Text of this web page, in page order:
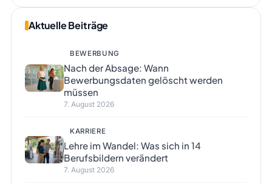
Aktuelle Beiträge
BEWERBUNG
Nach der Absage: Wann
Bewerbungsdaten gelöscht werden
müssen
7. August 2026
KARRIERE
Lehre im Wandel: Was sich in 14
Berufsbildern verändert
7. August 2026